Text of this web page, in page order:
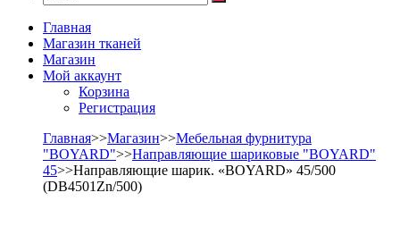
Главная
Магазин тканей
Магазин
Мой аккаунт
Корзина
Регистрация
Главная>>Магазин>>Мебельная фурнитура
"BOYARD">>Направляющие шариковые "BOYARD"
45>>Направляющие шарик. «BOYARD» 45/500
(DB4501Zn/500)